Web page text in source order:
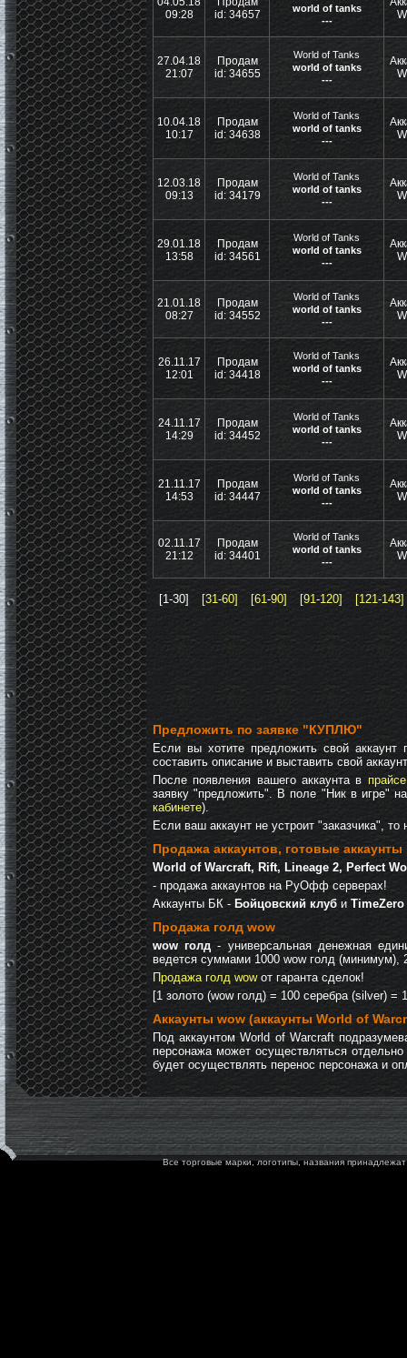
09:28
id: 34657
world of tanks
---
27.04.18
21:07
Продам
id: 34655
World of Tanks
world of tanks
---
10.04.18
10:17
Продам
id: 34638
World of Tanks
world of tanks
---
12.03.18
09:13
Продам
id: 34179
World of Tanks
world of tanks
---
29.01.18
13:58
Продам
id: 34561
World of Tanks
world of tanks
---
21.01.18
08:27
Продам
id: 34552
World of Tanks
world of tanks
---
26.11.17
12:01
Продам
id: 34418
World of Tanks
world of tanks
---
24.11.17
14:29
Продам
id: 34452
World of Tanks
world of tanks
---
21.11.17
14:53
Продам
id: 34447
World of Tanks
world of tanks
---
02.11.17
21:12
Продам
id: 34401
World of Tanks
world of tanks
---
[1-30] [31-60] [61-90] [91-120] [121-143]
Предложить по заявке "КУПЛЮ"
Если вы хотите предложить свой аккаунт
составить описание и выставить свой
После появления вашего аккаунта в прайсе
заявку "предложить". В поле "Ник в игре"
кабинете).
Если ваш аккаунт не устроит "заказчика",
Продажа аккаунтов, готовые аккаунты
World of Warcraft, Rift, Lineage 2, Perfect
- продажа аккаунтов на РуОфф серверах!
Аккаунты БК - Бойцовский клуб и TimeZero
Продажа голд wow
wow голд - универсальная денежная
ведется суммами 1000 wow голд (минимум),
Продажа голд wowот гаранта сделок!
[1 золото (wow голд) = 100 серебра (silver) =
Аккаунты wow (аккаунты World of
Под аккаунтом World of Warcraft
персонажа может осуществляться
будет осуществлять перенос персонажа и
Все торговые марки, логотипы, названия